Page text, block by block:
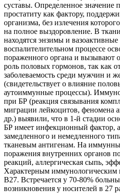
суставы. Определенное значение
простатиту как фактору,
организма, без излечения
на полное выздоровление. В
находятся энзимы и
воспалителительном процессе
пораженного органа и вызывают
роль половых гормонов, так как
заболеваемость среди мужчин и
(свидетельствует о влияние
аутоиммунные процессы).
при БР (реакция связывания
миграции лейкоцитов, феномена
др.) выявили, что в 1-й стадии
БР имеет инфекционный фактор,
замедленного и немедленного
тканевым антигенам. На
поражения внутренних органов
реакций, аллергическая сыпь,
Характерным иммунологическим
В27. Встречается у 70-80%
возникновения у носителей в 27